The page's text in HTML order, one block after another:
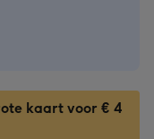
kaart voor € 4